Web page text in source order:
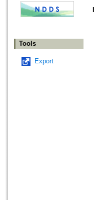
Tools
Export